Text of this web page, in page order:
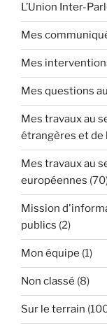
L’Union Inter-
Mes
Mes
Mes questions
Mes travaux au
étrangères et de
Mes travaux au
européennes
Mission
publics (2)
Mon équipe (1)
Non classé (8)
Sur le terrain